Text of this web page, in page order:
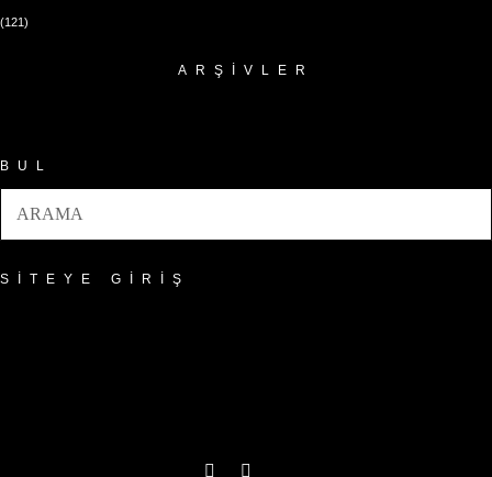
(121)
ARŞIVLER
BUL
SITEYE GIRIŞ